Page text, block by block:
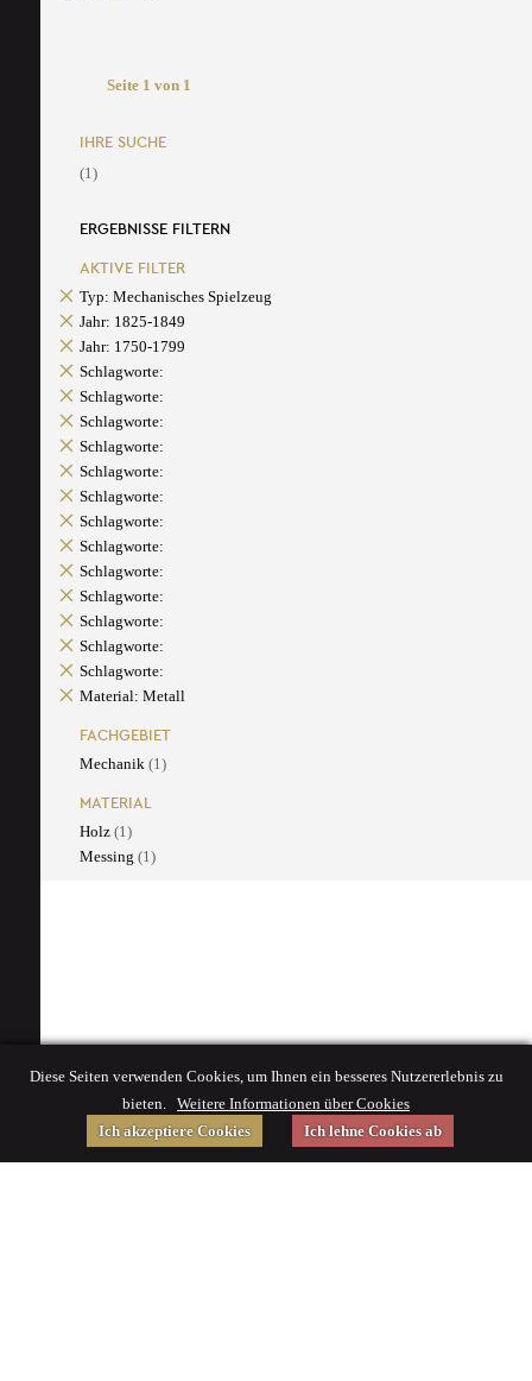
Seite 1 von 1
IHRE SUCHE
(1)
ERGEBNISSE FILTERN
AKTIVE FILTER
Typ: Mechanisches Spielzeug
Jahr: 1825-1849
Jahr: 1750-1799
Schlagworte:
Schlagworte:
Schlagworte:
Schlagworte:
Schlagworte:
Schlagworte:
Schlagworte:
Schlagworte:
Schlagworte:
Schlagworte:
Schlagworte:
Schlagworte:
Schlagworte:
Material: Metall
FACHGEBIET
Mechanik (1)
MATERIAL
Holz (1)
Messing (1)
Diese Seiten verwenden Cookies, um Ihnen ein besseres Nutzererlebnis zu
bieten. Weitere Informationen über Cookies
Ich akzeptiere Cookies
Ich lehne Cookies ab